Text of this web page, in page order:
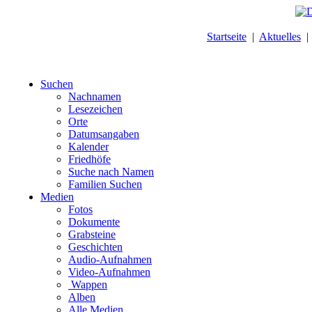
Startseite | Aktuelles
Suchen
Nachnamen
Lesezeichen
Orte
Datumsangaben
Kalender
Friedhöfe
Suche nach Namen
Familien Suchen
Medien
Fotos
Dokumente
Grabsteine
Geschichten
Audio-Aufnahmen
Video-Aufnahmen
Wappen
Alben
Alle Medien